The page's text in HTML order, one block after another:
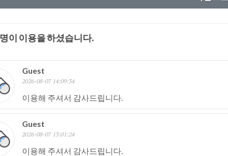
명이 이용을 하셨습니다.
Guest
2026-08-07 14:09:34
이용해 주셔서 감사드립니다.
Guest
2026-08-07 13:01:24
이용해 주셔서 감사드립니다.